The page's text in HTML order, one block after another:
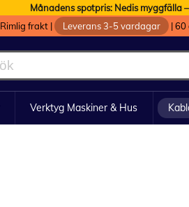
Månadens spotpris: Nedis myggfälla
Rimlig frakt | Leverans 3-5 vardagar |60
Verktyg Maskiner & Hus